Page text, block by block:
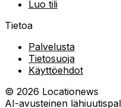
Luo tili
Tietoa
Palvelusta
Tietosuoja
Käyttöehdot
© 2026 Locationews
AI-avusteinen